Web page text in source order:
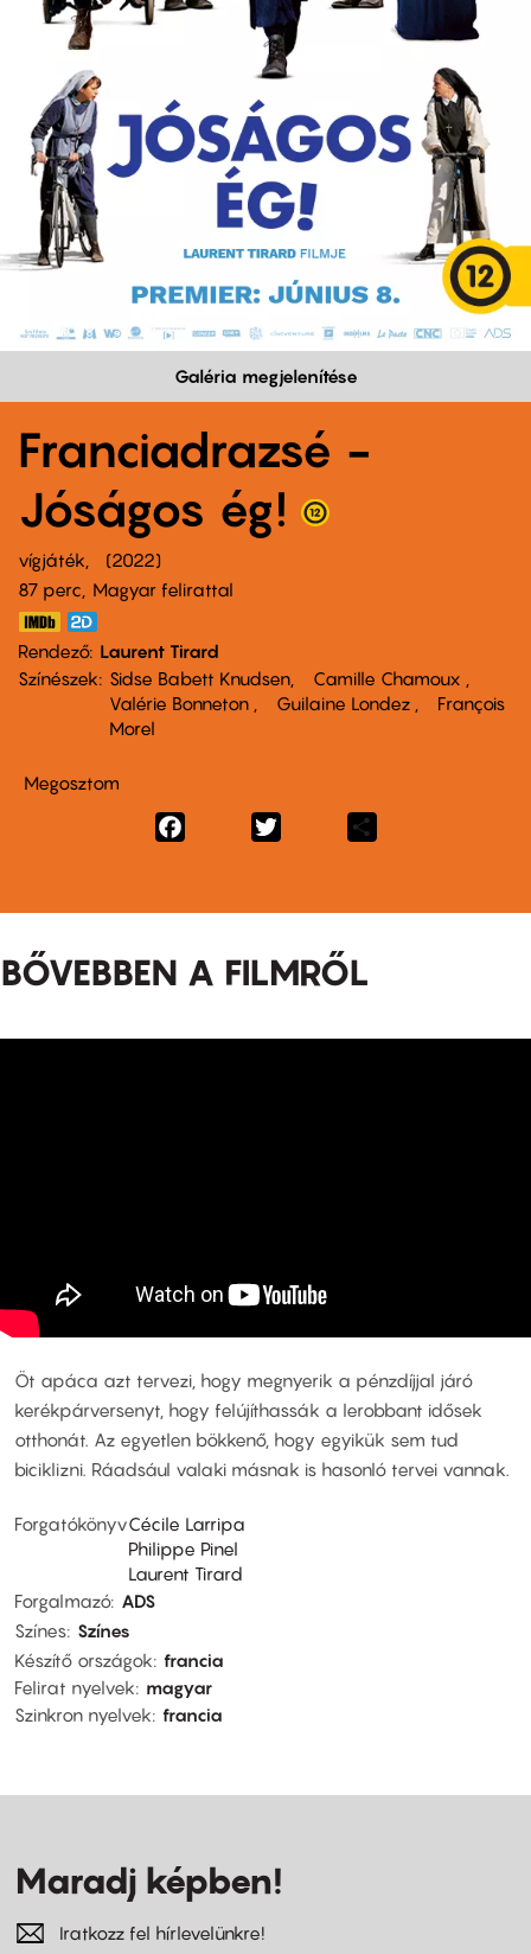
Galéria megjelenítése
Franciadrazsé -
Jóságos ég!
vígjáték
2022
87 perc,
Magyar felirattal
Rendező Laurent Tirard
Színészek
Sidse Babett Knudsen
Camille Chamoux
Valérie Bonneton
Guilaine Londez
François
Morel
Megosztom
Facebook
BŐVEBBEN A FILMRŐL
Öt apáca azt tervezi, hogy megnyerik a pénzdíjjal járó
kerékpárversenyt, hogy felújíthassák a lerobbant idősek
otthonát. Az egyetlen bökkenő, hogy egyikük sem tud
biciklizni. Ráadsául valaki másnak is hasonló tervei vannak.
ForgatókönyvCécile Larripa
Philippe Pinel
Laurent Tirard
Forgalmazó ADS
Színes Színes
Készítő országok francia
Felirat nyelvek
magyar
Szinkron nyelvek francia
Maradj képben!
Iratkozz fel hírlevelünkre!